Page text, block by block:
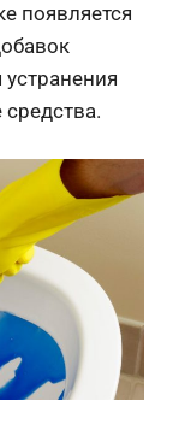
появляется